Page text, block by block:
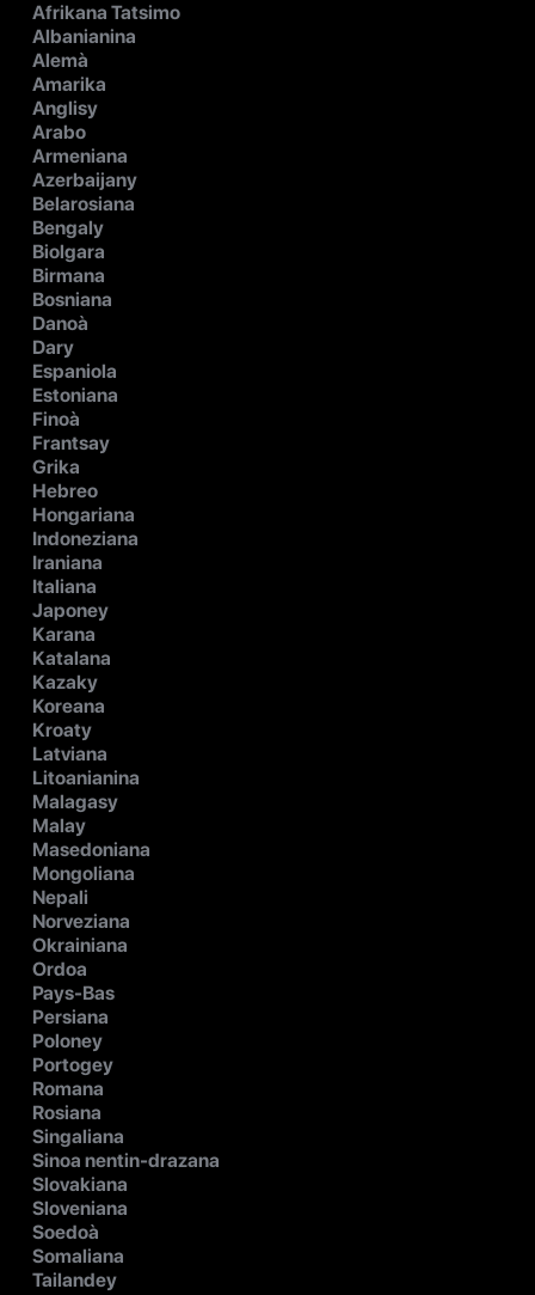
Afrikana Tatsimo
Albanianina
Alemà
Amarika
Anglisy
Arabo
Armeniana
Azerbaijany
Belarosiana
Bengaly
Biolgara
Birmana
Bosniana
Danoà
Dary
Espaniola
Estoniana
Finoà
Frantsay
Grika
Hebreo
Hongariana
Indoneziana
Iraniana
Italiana
Japoney
Karana
Katalana
Kazaky
Koreana
Kroaty
Latviana
Litoanianina
Malagasy
Malay
Masedoniana
Mongoliana
Nepali
Norveziana
Okrainiana
Ordoa
Pays-Bas
Persiana
Poloney
Portogey
Romana
Rosiana
Singaliana
Sinoa nentin-drazana
Slovakiana
Sloveniana
Soedoà
Somaliana
Tailandey